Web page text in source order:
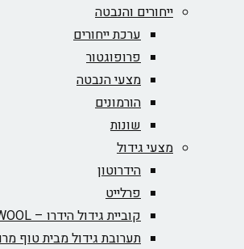
ייחורים והנבטה
ערכת ייחורים
פרופוגטור
מצעי הנבטה
הורמונים
שונות
מצעי גידול
הידרוטון
פרלייט
קוביית גידול הידרו – ROCKWOOL‏
תערובת גידול מבית טוף